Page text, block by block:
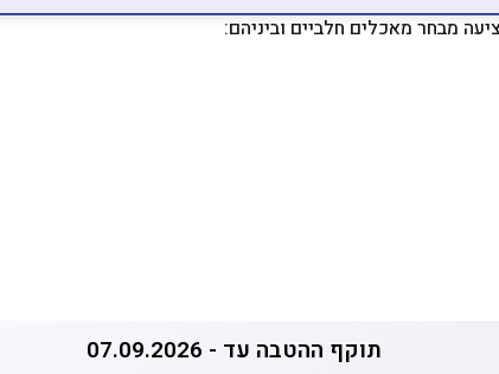
מבחר מאכלים חלביים וביניהם:
תוקף ההטבה עד - 07.09.2026